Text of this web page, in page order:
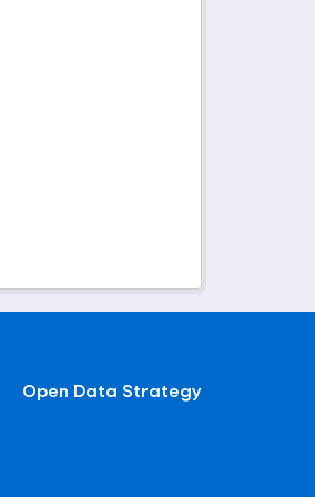
Open Data Strategy